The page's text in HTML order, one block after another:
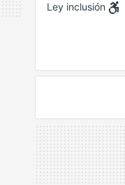
Ley inclusión